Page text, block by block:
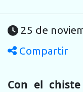
25 de
Compartir
Con el